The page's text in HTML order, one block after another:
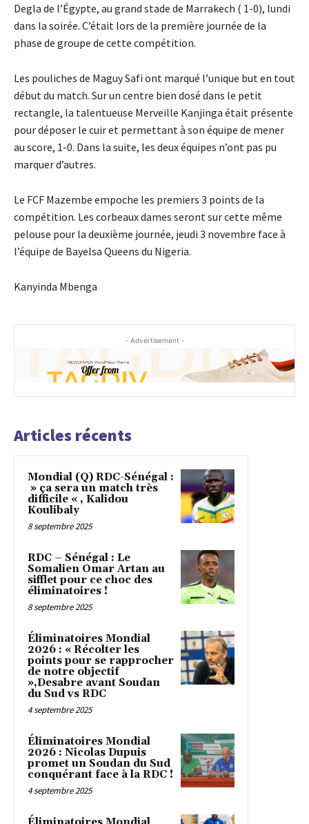
Degla de l’Égypte, au grand stade de Marrakech ( 1-0), lundi
dans la soirée. C’était lors de la première journée de la
phase de groupe de cette compétition.
Les pouliches de Maguy Safi ont marqué l’unique but en tout
début du match. Sur un centre bien dosé dans le petit
rectangle, la talentueuse Merveille Kanjinga était présente
pour déposer le cuir et permettant à son équipe de mener
au score, 1-0. Dans la suite, les deux équipes n’ont pas pu
marquer d’autres.
Le FCF Mazembe empoche les premiers 3 points de la
compétition. Les corbeaux dames seront sur cette même
pelouse pour la deuxième journée, jeudi 3 novembre face à
l’équipe de Bayelsa Queens du Nigeria.
Kanyinda Mbenga
- Advertisement -
Articles récents
Mondial (Q) RDC-Sénégal :
» ça sera un match très
difficile « , Kalidou
Koulibaly
8 septembre 2025
RDC – Sénégal : Le
Somalien Omar Artan au
sifflet pour ce choc des
éliminatoires !
8 septembre 2025
Éliminatoires Mondial
2026 : « Récolter les
points pour se rapprocher
de notre objectif
»,Desabre avant Soudan
du Sud vs RDC
4 septembre 2025
Éliminatoires Mondial
2026 : Nicolas Dupuis
promet un Soudan du Sud
conquérant face à la RDC !
4 septembre 2025